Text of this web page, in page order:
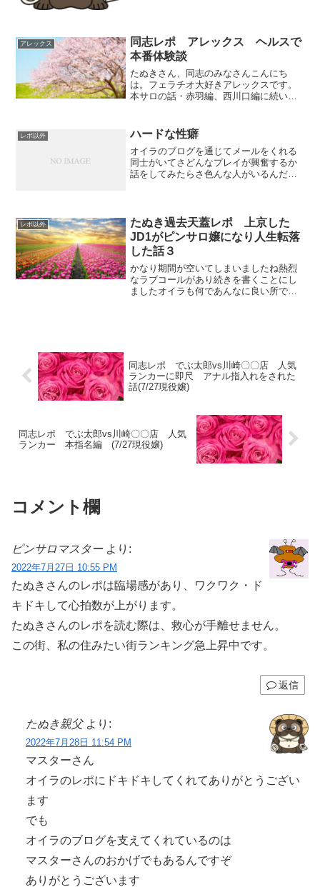
アレックス
同志レポ アレックス ヘルスで
本番体験談
たぬきさん、同志のみなさんこんにち
は。フェラチオ大好きアレックスです。
本サロの話・赤羽編、西川口編に続い
で本番を狙って仕掛けたり口説いたりす
ることはほとんどありませんで...
レポ以外 ハードな性癖
オイラのブログを通じてメールをくれる
同士がいてさどんなプレイが興奮するか
話をしてみたらさ色んな人がいるんだな
舐めてもらうのが好きだっ...
レポ以外
たぬき過去天蓋レポ 上京した
JD1がピンサロ嬢になり人生転落
した話３
かなり期間が空いてしまいましたね熱烈
なラブコールがあり続きを書くことにし
ましたオイラも何であんなに良い所で続
同志レポ でぶ太郎vs川崎〇〇店 人気
ランカーに即尺 アナル指入れをされた
話(7/27現役嬢)
同志レポ でぶ太郎vs川崎〇〇店 人気
ランカー 本指名編 (7/27現役嬢)
コメント欄
ピンサロマスター より:
2022年7月27日 10:55 PM
たぬきさんのレポは臨場感があり、ワクワク・ド
キドキして心拍数が上がります。
たぬきさんのレポを読む際は、救心が手離せません。
この街、私の住みたい街ランキング急上昇中です。
返信
たぬき親父 より:
2022年7月28日 11:54 PM
マスターさん
オイラのレポにドキドキしてくれてありがとうござい
ます
でも
オイラのブログを支えてくれているのは
マスターさんのおかげでもあるんですぞ
ありがとうございます